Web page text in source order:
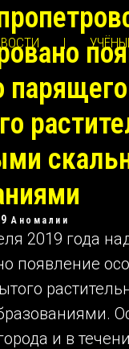
|
Аномалии
2019 года
появление
и в